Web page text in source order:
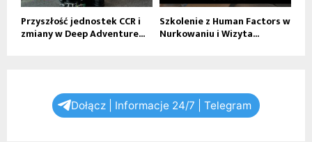
Przyszłość jednostek CCR i
zmiany w Deep Adventure...
Szkolenie z Human Factors w
Nurkowaniu i Wizyta...
Dołącz | Informacje 24/7 | Telegram